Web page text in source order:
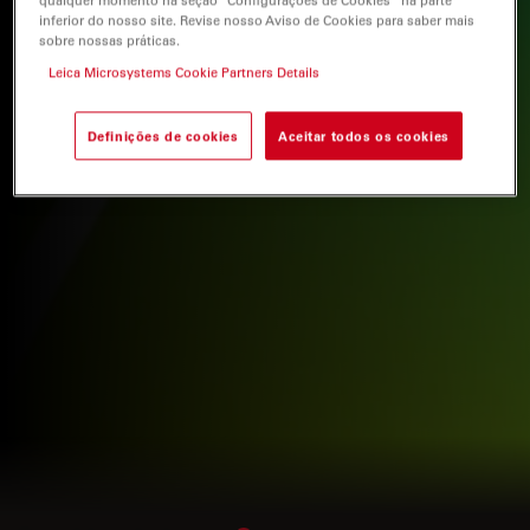
inferior do nosso site. Revise nosso Aviso de Cookies para saber mais
sobre nossas práticas.
Leica Microsystems Cookie Partners Details
Definições de cookies Aceitar todos os cookies